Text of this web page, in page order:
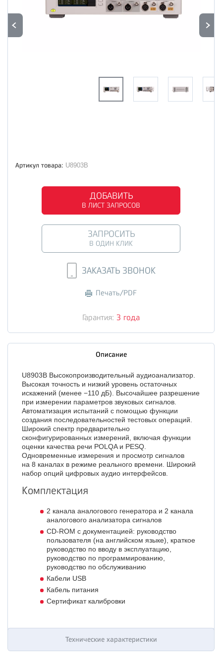
Артикул товара: U8903B
ДОБАВИТЬ
В ЛИСТ ЗАПРОСОВ
ЗАПРОСИТЬ
В ОДИН КЛИК
ЗАКАЗАТЬ ЗВОНОК
Печать/PDF
Гарантия: 3 года
Описание
U8903B Высокопроизводительный аудиоанализатор.
Высокая точность и низкий уровень остаточных
искажений (менее −110 дБ). Высочайшее разрешение
при измерении параметров звуковых сигналов.
Автоматизация испытаний с помощью функции
создания последовательностей тестовых операций.
Широкий спектр предварительно
сконфигурированных измерений, включая функции
оценки качества речи POLQA и PESQ.
Одновременные измерения и просмотр сигналов
на 8 каналах в режиме реального времени. Широкий
набор опций цифровых аудио интерфейсов.
Комплектация
2 канала аналогового генератора и 2 канала
аналогового анализатора сигналов
CD-ROM с документацией: руководство
пользователя (на английском языке), краткое
руководство по вводу в эксплуатацию,
руководство по программированию,
руководство по обслуживанию
Кабели USB
Кабель питания
Сертификат калибровки
Технические характеристики